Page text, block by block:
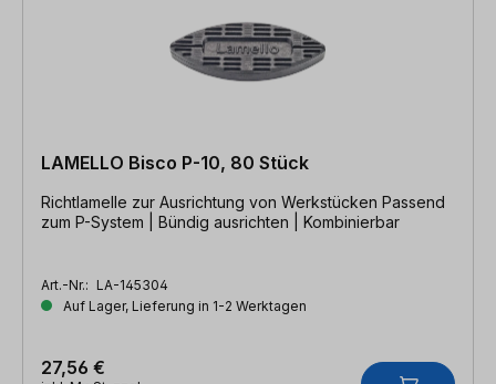
LAMELLO Bisco P-10, 80 Stück
Richtlamelle zur Ausrichtung von Werkstücken Passend
zum P-System | Bündig ausrichten | Kombinierbar
Art.-Nr.: LA-145304
Auf Lager, Lieferung in 1-2 Werktagen
27,56 €